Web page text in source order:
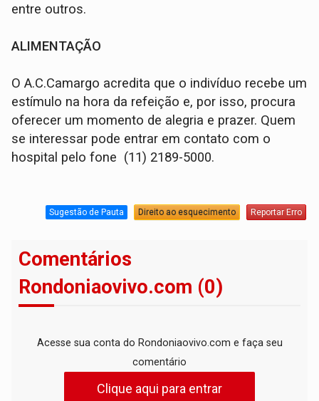
entre outros.
ALIMENTAÇÃO
O A.C.Camargo acredita que o indivíduo recebe um
estímulo na hora da refeição e, por isso, procura
oferecer um momento de alegria e prazer. Quem
se interessar pode entrar em contato com o
hospital pelo fone (11) 2189-5000.
Sugestão de Pauta Direito ao esquecimento Reportar Erro
Comentários
Rondoniaovivo.com (0)
Acesse sua conta do Rondoniaovivo.com e faça seu
comentário
Clique aqui para entrar